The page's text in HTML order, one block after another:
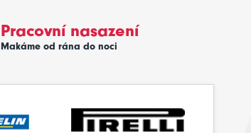
Pracovní nasazení
Makáme od rána do noci